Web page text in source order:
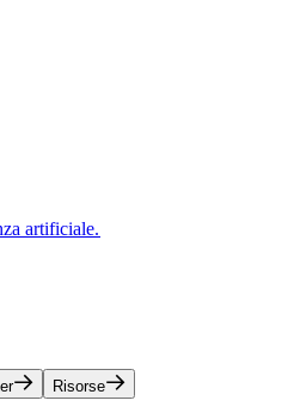
artificiale.​​
Risorse​​